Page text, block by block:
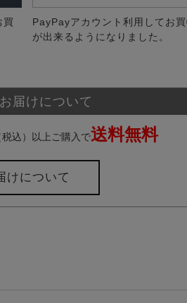
買
PayPayアカウント利用してお買
が出来るようになりました。
届けについて
税込）以上ご購入で送料無料
けについて